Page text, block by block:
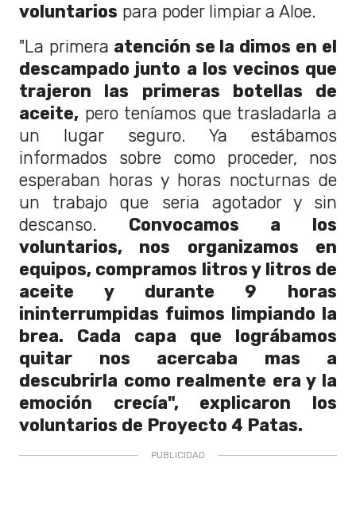
voluntarios para poder limpiar a Aloe.
"La primera atención se la dimos en el
descampado junto a los vecinos que
trajeron las primeras botellas de
aceite, pero teníamos que trasladarla a
un lugar seguro. Ya estábamos
informados sobre como proceder, nos
esperaban horas y horas nocturnas de
un trabajo que seria agotador y sin
descanso. Convocamos a los
voluntarios, nos organizamos en
equipos, compramos litros y litros de
aceite y durante 9 horas
ininterrumpidas fuimos limpiando la
brea. Cada capa que lográbamos
quitar nos acercaba mas a
descubrirla como realmente era y la
emoción crecía", explicaron los
voluntarios de Proyecto 4 Patas.